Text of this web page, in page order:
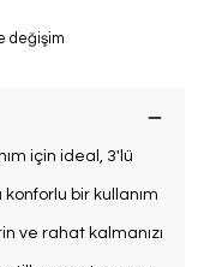
değişim
için ideal, 3'lü
bir kullanım
ve rahat kalmanızı